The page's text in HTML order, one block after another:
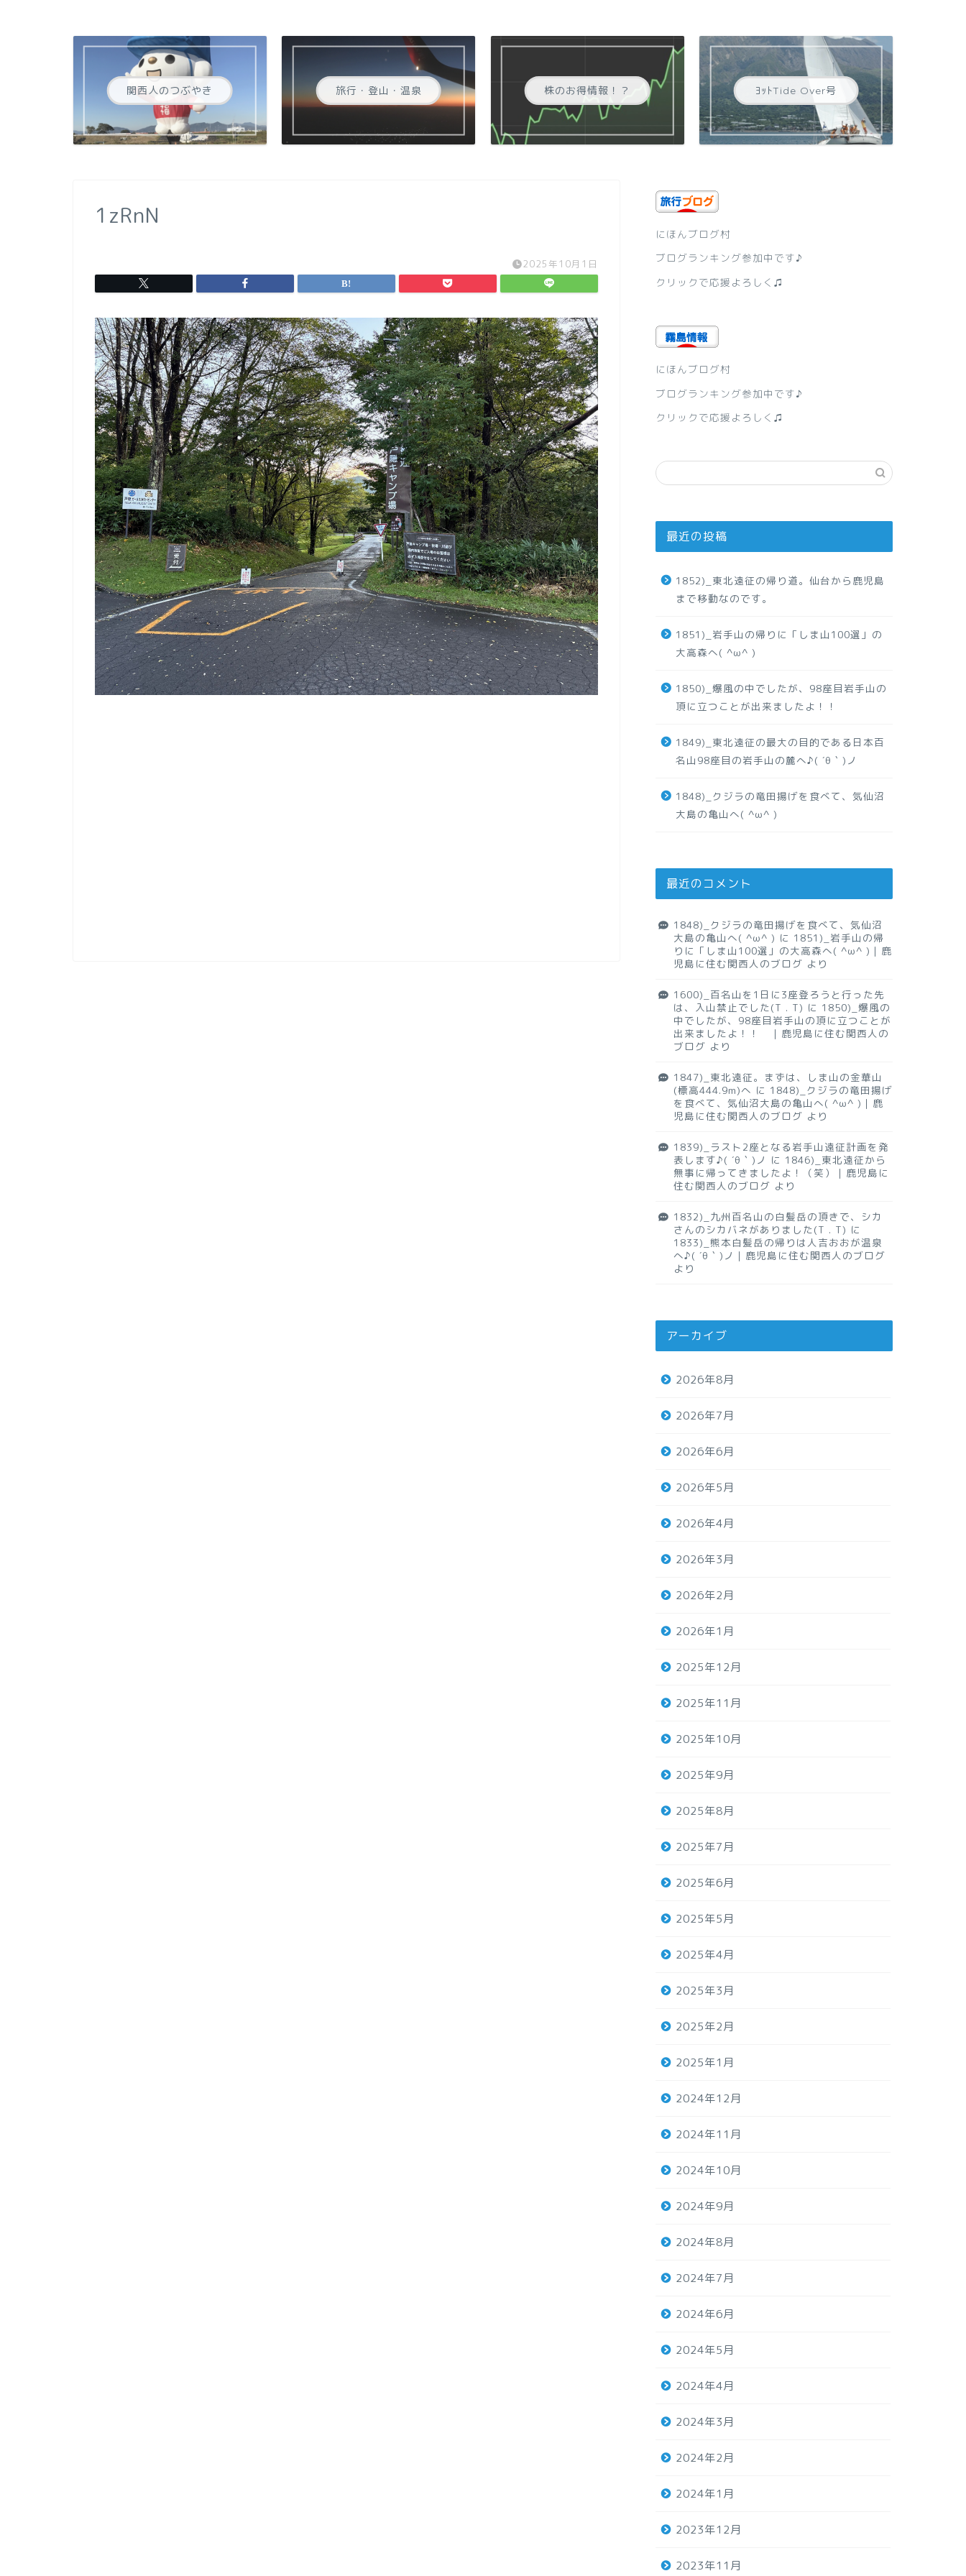
関西人のつぶやき 旅行・登山・温泉 株のお得情報！？ ﾖｯﾄTide Over号
1zRnN
2025年10月1日
にほんブログ村
ブログランキング参加中です♪
クリックで応援よろしく♫
にほんブログ村
ブログランキング参加中です♪
クリックで応援よろしく♫
最近の投稿
1852)_東北遠征の帰り道。仙台から鹿児島
まで移動なのです。
1851)_岩手山の帰りに「しま山100選」の
大高森へ( ^ω^ )
1850)_爆風の中でしたが、98座目岩手山の
頂に立つことが出来ましたよ！！
1849)_東北遠征の最大の目的である日本百
名山98座目の岩手山の麓へ♪( ´θ｀)ノ
1848)_クジラの竜田揚げを食べて、気仙沼
大島の亀山へ( ^ω^ )
最近のコメント
1848)_クジラの竜田揚げを食べて、気仙沼
大島の亀山へ( ^ω^ ) に 1851)_岩手山の帰
りに「しま山100選」の大高森へ( ^ω^ )｜鹿
児島に住む関西人のブログ より
1600)_百名山を1日に3座登ろうと行った先
は、入山禁止でした(T . T) に 1850)_爆風の
中でしたが、98座目岩手山の頂に立つことが
出来ましたよ！！ ｜鹿児島に住む関西人の
ブログ より
1847)_東北遠征。まずは、しま山の金華山
(標高444.9m)へ に 1848)_クジラの竜田揚げ
を食べて、気仙沼大島の亀山へ( ^ω^ )｜鹿
児島に住む関西人のブログ より
1839)_ラスト2座となる岩手山遠征計画を発
表します♪( ´θ｀)ノ に 1846)_東北遠征から
無事に帰ってきましたよ！（笑）｜鹿児島に
住む関西人のブログ より
1832)_九州百名山の白髪岳の頂きで、シカ
さんのシカバネがありました(T . T) に
1833)_熊本白髪岳の帰りは人吉おおが温泉
へ♪( ´θ｀)ノ｜鹿児島に住む関西人のブログ
より
アーカイブ
2026年8月
2026年7月
2026年6月
2026年5月
2026年4月
2026年3月
2026年2月
2026年1月
2025年12月
2025年11月
2025年10月
2025年9月
2025年8月
2025年7月
2025年6月
2025年5月
2025年4月
2025年3月
2025年2月
2025年1月
2024年12月
2024年11月
2024年10月
2024年9月
2024年8月
2024年7月
2024年6月
2024年5月
2024年4月
2024年3月
2024年2月
2024年1月
2023年12月
2023年11月